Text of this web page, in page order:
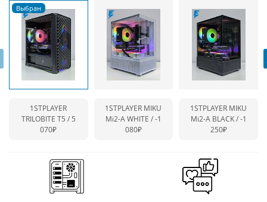
1STPLAYER
TRILOBITE T5 / 5
070₽
1STPLAYER MIKU
Mi2-A WHITE /-1
080₽
1STPLAYER MIKU
Mi2-A BLACK /-1
250₽